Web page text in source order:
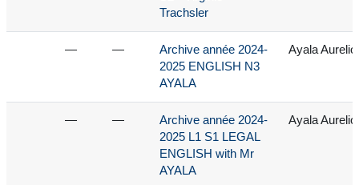
Trachsler
— —
Archive année 2024-
2025 ENGLISH N3
AYALA
Ayala Aurelio
— —
Archive année 2024-
2025 L1 S1 LEGAL
ENGLISH with Mr
AYALA
Ayala Aurelio